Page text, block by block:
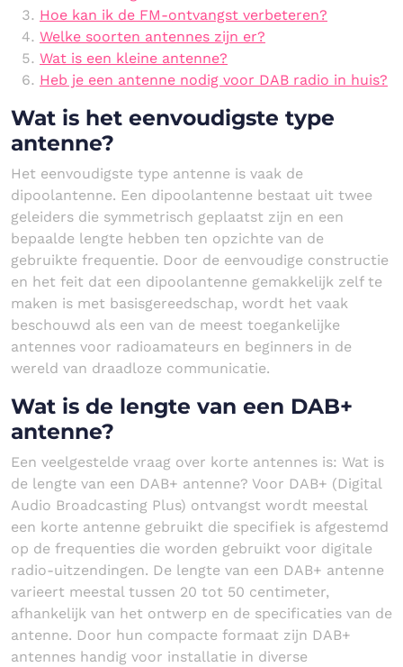
Hoe kan ik de FM-ontvangst verbeteren?
Welke soorten antennes zijn er?
Wat is een kleine antenne?
Heb je een antenne nodig voor DAB radio in huis?
Wat is het eenvoudigste type
antenne?
Het eenvoudigste type antenne is vaak de
dipoolantenne. Een dipoolantenne bestaat uit twee
geleiders die symmetrisch geplaatst zijn en een
bepaalde lengte hebben ten opzichte van de
gebruikte frequentie. Door de eenvoudige constructie
en het feit dat een dipoolantenne gemakkelijk zelf te
maken is met basisgereedschap, wordt het vaak
beschouwd als een van de meest toegankelijke
antennes voor radioamateurs en beginners in de
wereld van draadloze communicatie.
Wat is de lengte van een DAB+
antenne?
Een veelgestelde vraag over korte antennes is: Wat is
de lengte van een DAB+ antenne? Voor DAB+ (Digital
Audio Broadcasting Plus) ontvangst wordt meestal
een korte antenne gebruikt die specifiek is afgestemd
op de frequenties die worden gebruikt voor digitale
radio-uitzendingen. De lengte van een DAB+ antenne
varieert meestal tussen 20 tot 50 centimeter,
afhankelijk van het ontwerp en de specificaties van de
antenne. Door hun compacte formaat zijn DAB+
antennes handig voor installatie in diverse